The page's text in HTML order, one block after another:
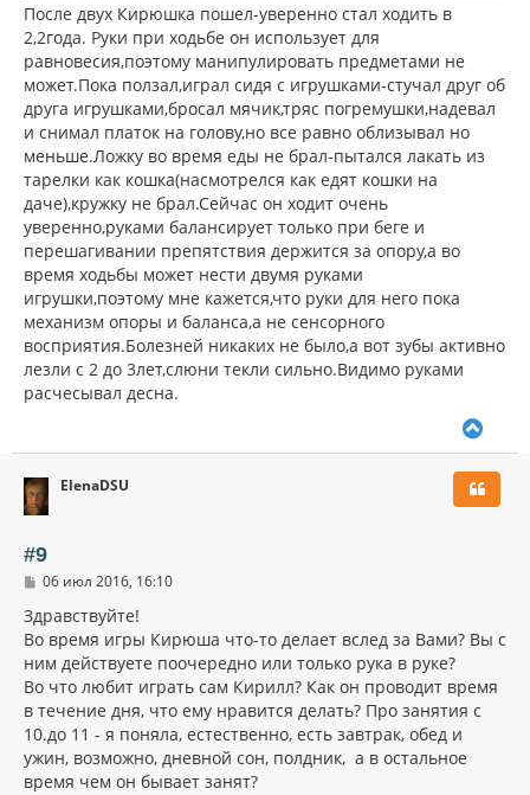
После двух Кирюшка пошел-уверенно стал ходить в
2,2года. Руки при ходьбе он использует для
равновесия,поэтому манипулировать предметами не
может.Пока ползал,играл сидя с игрушками-стучал друг об
друга игрушками,бросал мячик,тряс погремушки,надевал
и снимал платок на голову,но все равно облизывал но
меньше.Ложку во время еды не брал-пытался лакать из
тарелки как кошка(насмотрелся как едят кошки на
даче),кружку не брал.Сейчас он ходит очень
уверенно,руками балансирует только при беге и
перешагивании препятствия держится за опору,а во
время ходьбы может нести двумя руками
игрушки,поэтому мне кажется,что руки для него пока
механизм опоры и баланса,а не сенсорного
восприятия.Болезней никаких не было,а вот зубы активно
лезли с 2 до 3лет,слюни текли сильно.Видимо руками
расчесывал десна.
у
а
а
ElenaDSU
#9
С
о
б
щ
е
н
и
е
06 июл 2016, 16:10
Здравствуйте!
Во время игры Кирюша что-то делает вслед за Вами? Вы с
ним действуете поочередно или только рука в руке?
Во что любит играть сам Кирилл? Как он проводит время
в течение дня, что ему нравится делать? Про занятия с
10.до 11 - я поняла, естественно, есть завтрак, обед и
ужин, возможно, дневной сон, полдник, а в остальное
время чем он бывает занят?